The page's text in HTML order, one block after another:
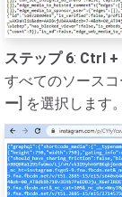
ステップ 6: Ctrl +
すべてのソース
ー] を選択します。